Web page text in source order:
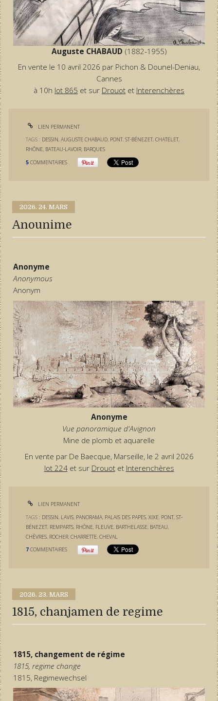
Auguste CHABAUD (1882-1955)
En vente le 10 avril 2026 par Pichon & Dounel-Deniau,
Cannes
à 10h lot 865 et sur Drouot et Interenchères
LIEN PERMANENT
TAGS : DESSIN,AUGUSTE CHABAUD, PONT,ST-BÉNEZET,CHATELET,
RHÔNE, BATEAU-LAVOIR, BARQUES
5 COMMENTAIRES
2026. 24. MARS
Anounime
Anonyme
Anonymous
Anonym
Anonyme
Vue panoramique d'Avignon
Mine de plomb et aquarelle
En vente par De Baecque, Marseille, le 2 avril 2026
lot 224et sur Drouotet Interenchères
LIEN PERMANENT
TAGS : DESSIN, LAVIS, PANORAMA, PALAIS DES PAPES,XIXE, PONT,ST-
BÉNEZET, REMPARTS, RHÔNE, FLEUVE, BARTHELASSE, BATEAU,
CHÈVRES, ROCHER,CHARRETTE,CHEVAL
7 COMMENTAIRES
2026. 23. MARS
1815, chanjamen de regime
1815, changement de régime
1815, regime change
1815, Regimewechsel